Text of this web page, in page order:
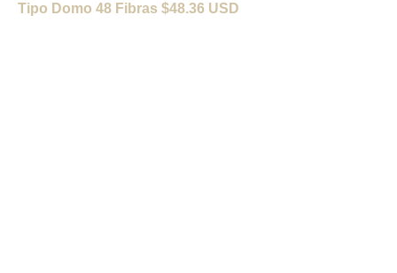
Tipo Domo 48 Fibras $48.36 USD